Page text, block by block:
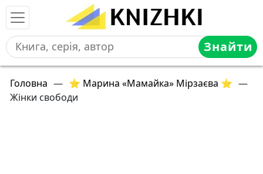
Знайти
Головна — ⭐ Марина «Мамайка» Мірзаєва ⭐ —
Жінки свободи